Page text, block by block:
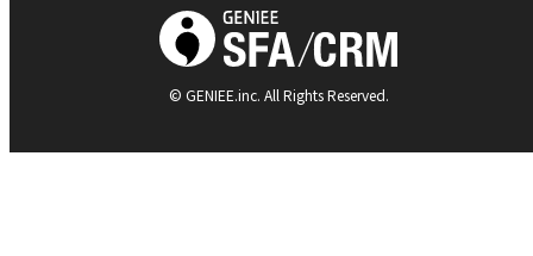
© GENIEE.inc. All Rights Reserved.